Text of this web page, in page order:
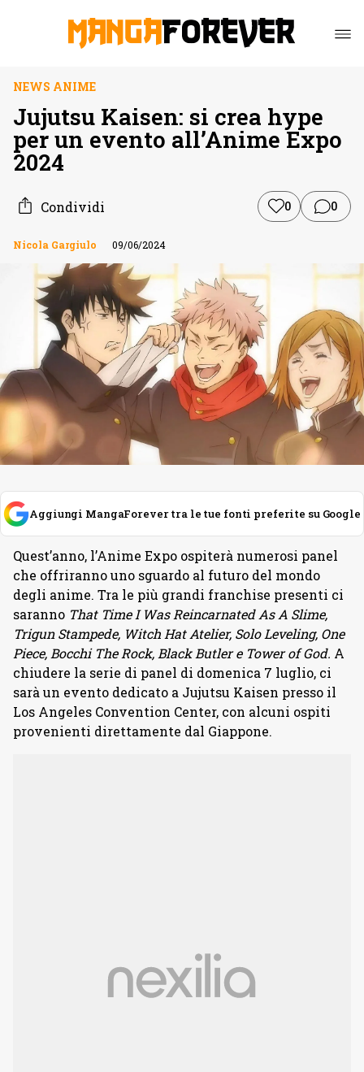
NEWS ANIME
Jujutsu Kaisen: si crea hype
per un evento all’Anime Expo
2024
Condividi 0 0
Nicola Gargiulo 09/06/2024
Aggiungi MangaForever tra le tue fonti preferite su Google
Quest’anno, l’Anime Expo ospiterà numerosi panel
che offriranno uno sguardo al futuro del mondo
degli anime. Tra le più grandi franchise presenti ci
saranno That Time I Was Reincarnated As A Slime,
Trigun Stampede, Witch Hat Atelier, Solo Leveling, One
Piece, Bocchi The Rock, Black Butler e Tower of God. A
chiudere la serie di panel di domenica 7 luglio, ci
sarà un evento dedicato a Jujutsu Kaisen presso il
Los Angeles Convention Center, con alcuni ospiti
provenienti direttamente dal Giappone.